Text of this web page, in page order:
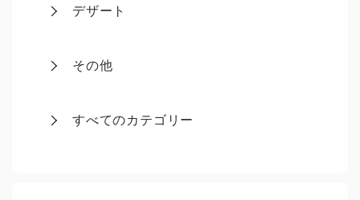
デザート
その他
すべてのカテゴリー